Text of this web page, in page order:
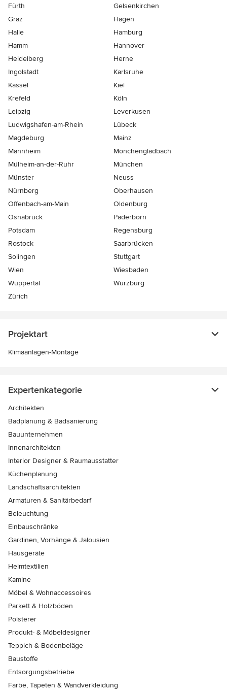
Fürth
Gelsenkirchen
Graz
Hagen
Halle
Hamburg
Hamm
Hannover
Heidelberg
Herne
Ingolstadt
Karlsruhe
Kassel
Kiel
Krefeld
Köln
Leipzig
Leverkusen
Ludwigshafen-am-Rhein
Lübeck
Magdeburg
Mainz
Mannheim
Mönchen­gladbach
Mülheim-an-der-Ruhr
München
Münster
Neuss
Nürnberg
Oberhausen
Offenbach-am-Main
Oldenburg
Osnabrück
Paderborn
Potsdam
Regensburg
Rostock
Saarbrücken
Solingen
Stuttgart
Wien
Wiesbaden
Wuppertal
Würzburg
Zürich
Projektart
Klimaanlagen-Montage
Expertenkategorie
Architekten
Badplanung & Badsanierung
Bauunternehmen
Innenarchitekten
Interior Designer & Raumausstatter
Küchenplanung
Landschaftsarchitekten
Armaturen & Sanitärbedarf
Beleuchtung
Einbauschränke
Gardinen, Vorhänge & Jalousien
Hausgeräte
Heimtextilien
Kamine
Möbel & Wohnaccessoires
Parkett & Holzböden
Polsterer
Produkt- & Möbeldesigner
Teppich & Bodenbeläge
Baustoffe
Entsorgungsbetriebe
Farbe, Tapeten & Wandverkleidung